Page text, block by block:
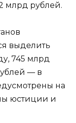
млрд рублей.
выделить
745 млрд
— в
на
юстиции и